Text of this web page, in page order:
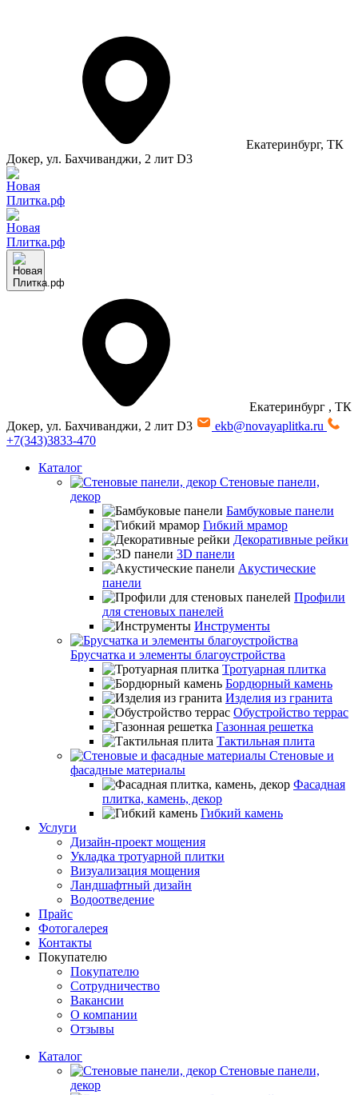
Екатеринбург, ТК
Докер, ул. Бахчиванджи, 2 лит D3
Екатеринбург , ТК
Докер, ул. Бахчиванджи, 2 лит D3
ekb@novayaplitka.ru
+7(343)3833-470
Каталог
Стеновые панели,
декор
Бамбуковые панели
Гибкий мрамор
Декоративные рейки
3D панели
Акустические
панели
Профили
для стеновых панелей
Инструменты
Брусчатка и элементы благоустройства
Тротуарная плитка
Бордюрный камень
Изделия из гранита
Обустройство террас
Газонная решетка
Тактильная плита
Стеновые и
фасадные материалы
Фасадная
плитка, камень, декор
Гибкий камень
Услуги
Дизайн-проект мощения
Укладка тротуарной плитки
Визуализация мощения
Ландшафтный дизайн
Водоотведение
Прайс
Фотогалерея
Контакты
Покупателю
Покупателю
Сотрудничество
Вакансии
О компании
Отзывы
Каталог
Стеновые панели,
декор